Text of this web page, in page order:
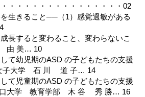
・・・・・・・・・・・・・・・02
生きること──（1）感覚過敏がある
長すると変わること、変わらないこ
由 美… 10
て幼児期のASD の子どもたちの支援
子大学 石 川 道 子… 14
て児童期のASD の子どもたちの支援
口大学 教育学部 木 谷 秀 勝… 16